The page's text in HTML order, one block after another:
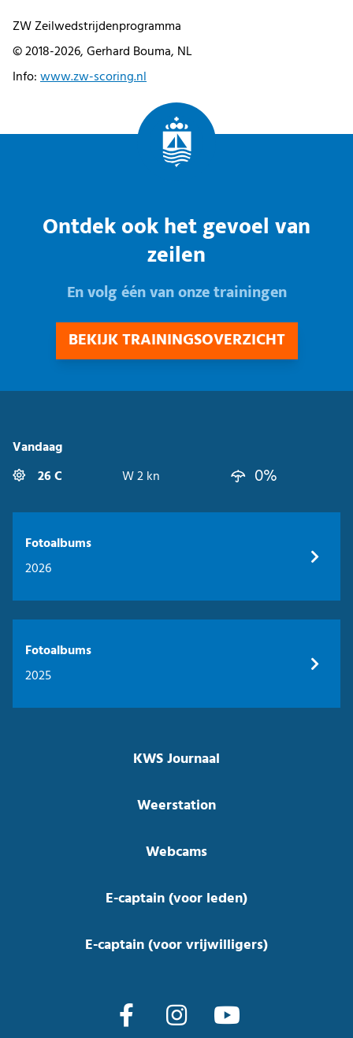
ZW Zeilwedstrijdenprogramma
© 2018-2026, Gerhard Bouma, NL
Info:www.zw-scoring.nl
Ontdek ook het gevoel van
zeilen
En volg één van onze trainingen
BEKIJK TRAININGSOVERZICHT
Vandaag
26 C
W 2 kn 0%
Fotoalbums
2026
Fotoalbums
2025
KWS Journaal
Weerstation
Webcams
E-captain (voor leden)
E-captain (voor vrijwilligers)